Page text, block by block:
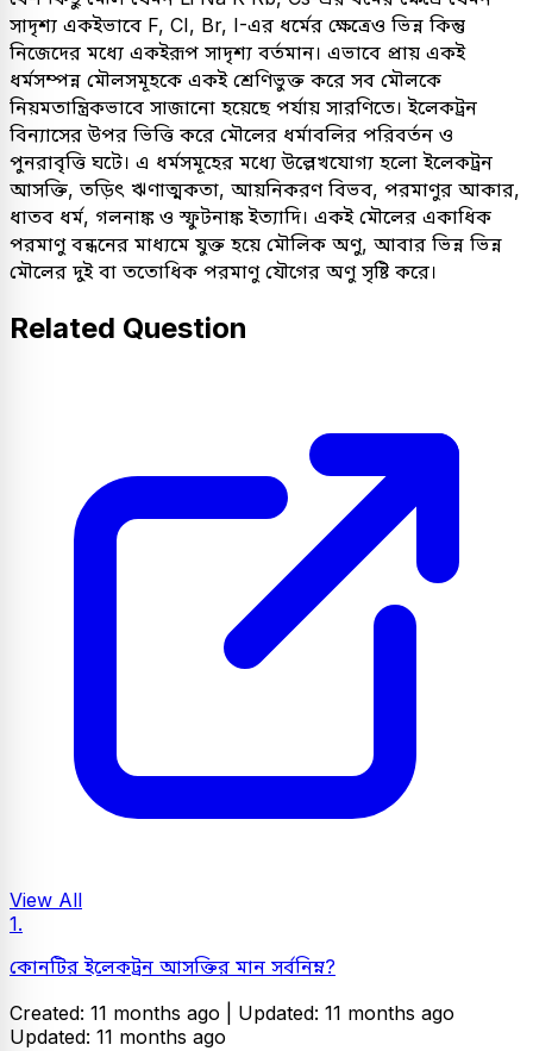
সাদৃশ্য একইভাবে F, CI, Br, I-এর ধর্মের ক্ষেত্রেও ভিন্ন কিন্তু
নিজেদের মধ্যে একইরূপ সাদৃশ্য বর্তমান। এভাবে প্রায় একই
ধর্মসম্পন্ন মৌলসমূহকে একই শ্রেণিভুক্ত করে সব মৌলকে
নিয়মতান্ত্রিকভাবে সাজানো হয়েছে পর্যায় সারণিতে। ইলেকট্রন
বিন্যাসের উপর ভিত্তি করে মৌলের ধর্মাবলির পরিবর্তন ও
পুনরাবৃত্তি ঘটে। এ ধর্মসমূহের মধ্যে উল্লেখযোগ্য হলো ইলেকট্রন
আসক্তি, তড়িৎ ঋণাত্মকতা, আয়নিকরণ বিভব, পরমাণুর আকার,
ধাতব ধর্ম, গলনাঙ্ক ও স্ফুটনাঙ্ক ইত্যাদি। একই মৌলের একাধিক
পরমাণু বন্ধনের মাধ্যমে যুক্ত হয়ে মৌলিক অণু, আবার ভিন্ন ভিন্ন
মৌলের দুই বা ততোধিক পরমাণু যৌগের অণু সৃষ্টি করে।
Related Question
View All
1.
কোনটির ইলেকট্রন আসক্তির মান সর্বনিম্ন?
Created: 11 months ago | Updated: 11 months ago
Updated: 11 months ago